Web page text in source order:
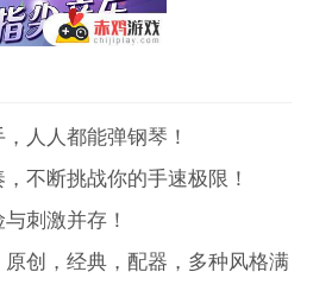
人人都能弹钢琴！
不断挑战你的手速极限！
刺激并存！
创，经典，配器，多种风格满